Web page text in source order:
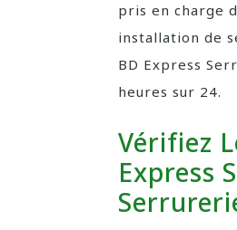
pris en charge
installation de
BD Express
heures sur 24.
Vérifiez
Express